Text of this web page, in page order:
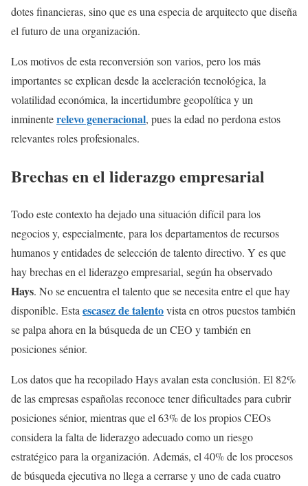
dotes financieras, sino que es una especia de arquitecto que diseña
el futuro de una organización.
Los motivos de esta reconversión son varios, pero los más
importantes se explican desde la aceleración tecnológica, la
volatilidad económica, la incertidumbre geopolítica y un
inminenterelevo generacional, pues la edad no perdona estos
relevantes roles profesionales.
Brechas en el liderazgo empresarial
Todo este contexto ha dejado una situación difícil para los
negocios y, especialmente, para los departamentos de recursos
humanos y entidades de selección de talento directivo. Y es que
hay brechas en el liderazgo empresarial, según ha observado
Hays. No se encuentra el talento que se necesita entre el que hay
disponible. Esta escasez de talentovista en otros puestos también
se palpa ahora en la búsqueda de un CEO y también en
posiciones sénior.
Los datos que ha recopilado Hays avalan esta conclusión. El 82%
de las empresas españolas reconoce tener dificultades para cubrir
posiciones sénior, mientras que el 63% de los propios CEOs
considera la falta de liderazgo adecuado como un riesgo
estratégico para la organización. Además, el 40% de los procesos
de búsqueda ejecutiva no llega a cerrarse y uno de cada cuatro